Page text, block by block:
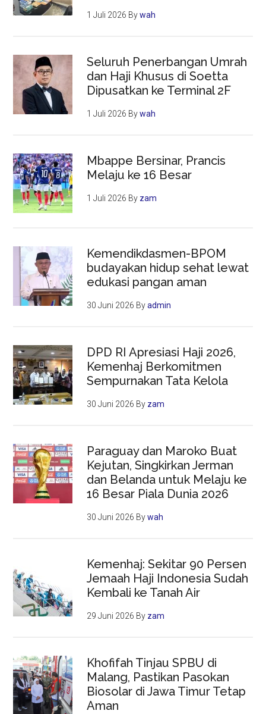
1 Juli 2026 Bywah
Seluruh Penerbangan Umrah
dan Haji Khusus di Soetta
Dipusatkan ke Terminal 2F
1 Juli 2026 Bywah
Mbappe Bersinar, Prancis
Melaju ke 16 Besar
1 Juli 2026 By zam
Kemendikdasmen-BPOM
budayakan hidup sehat lewat
edukasi pangan aman
30 Juni 2026 Byadmin
DPD RI Apresiasi Haji 2026,
Kemenhaj Berkomitmen
Sempurnakan Tata Kelola
30 Juni 2026 By zam
Paraguay dan Maroko Buat
Kejutan, Singkirkan Jerman
dan Belanda untuk Melaju ke
16 Besar Piala Dunia 2026
30 Juni 2026 Bywah
Kemenhaj: Sekitar 90 Persen
Jemaah Haji Indonesia Sudah
Kembali ke Tanah Air
29 Juni 2026 By zam
Khofifah Tinjau SPBU di
Malang, Pastikan Pasokan
Biosolar di Jawa Timur Tetap
Aman